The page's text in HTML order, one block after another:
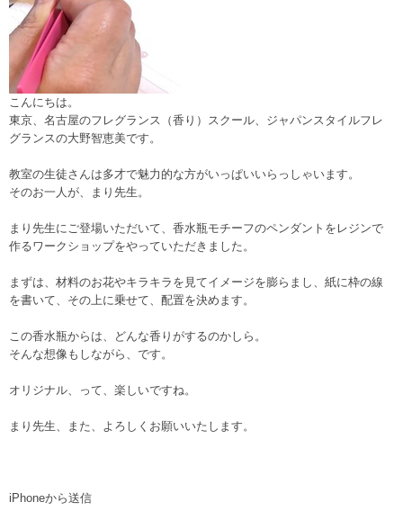
こんにちは。
東京、名古屋のフレグランス（香り）スクール、ジャパンスタイルフレ
グランスの大野智恵美です。
教室の生徒さんは多才で魅力的な方がいっぱいいらっしゃいます。
そのお一人が、まり先生。
まり先生にご登場いただいて、香水瓶モチーフのペンダントをレジンで
作るワークショップをやっていただきました。
まずは、材料のお花やキラキラを見てイメージを膨らまし、紙に枠の線
を書いて、その上に乗せて、配置を決めます。
この香水瓶からは、どんな香りがするのかしら。
そんな想像もしながら、です。
オリジナル、って、楽しいですね。
まり先生、また、よろしくお願いいたします。
iPhoneから送信